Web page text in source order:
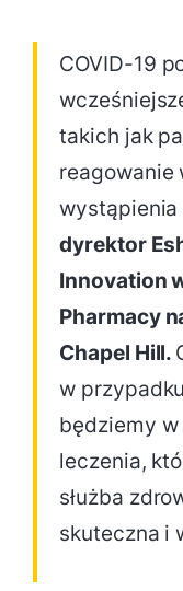
COVID-19
takich jak
reagowanie
wystąpienia
dyrektor
Innovation
Pharmacy
Chapel Hill.
w
będziemy
leczenia,
służba
skuteczna i